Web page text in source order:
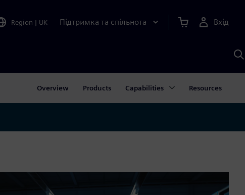
Region | UK Підтримка та спільнота Вхід
Overview Products Capabilities Resources